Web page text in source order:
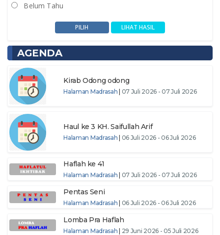
Belum Tahu
AGENDA
Kirab Odong odong
Halaman Madrasah 07 Juli 2026 - 07 Juli 2026
Haul ke 3 KH. Saifullah Arif
Halaman Madrasah 06 Juli 2026 - 06 Juli 2026
Haflah ke 41
Halaman Madrasah| 07 Juli 2026 - 07 Juli 2026
Pentas Seni
Halaman Madrasah| 06 Juli 2026 - 06 Juli 2026
Lomba Pra Haflah
Halaman Madrasah| 29 Juni 2026 - 05 Juli 2026